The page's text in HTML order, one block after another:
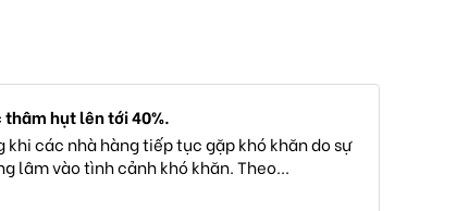
hụt lên tới 40%.
các nhà hàng tiếp tục gặp khó khăn do sự
lâm vào tình cảnh khó khăn. Theo...